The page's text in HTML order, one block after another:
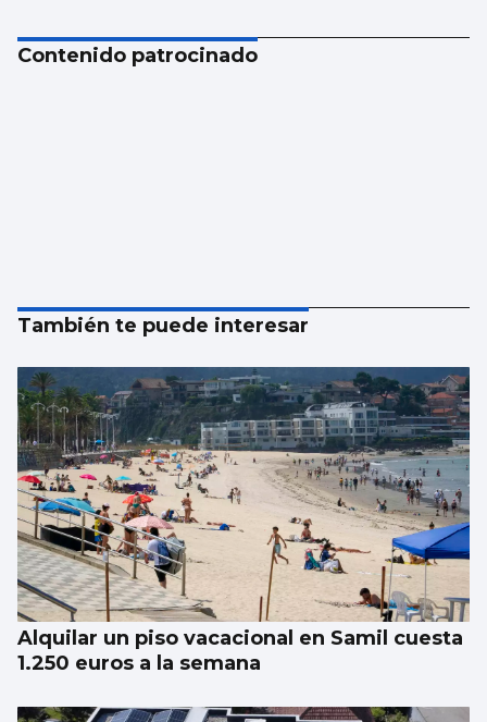
Contenido patrocinado
También te puede interesar
Alquilar un piso vacacional en Samil cuesta
1.250 euros a la semana